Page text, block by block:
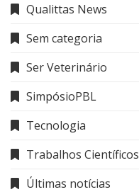
Qualittas News
Sem categoria
Ser Veterinário
SimpósioPBL
Tecnologia
Trabalhos Científicos
Últimas notícias